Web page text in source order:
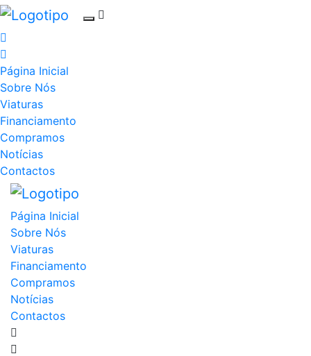
Página Inicial
Sobre Nós
Viaturas
Financiamento
Compramos
Notícias
Contactos
Página Inicial
Sobre Nós
Viaturas
Financiamento
Compramos
Notícias
Contactos